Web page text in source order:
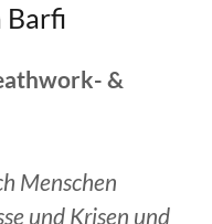
Barfi
&
Menschen
und Krisen und